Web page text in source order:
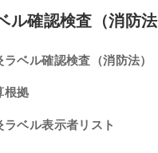
ル確認検査（消防法
ラベル確認検査（消防法）
根拠
ラベル表示者リスト